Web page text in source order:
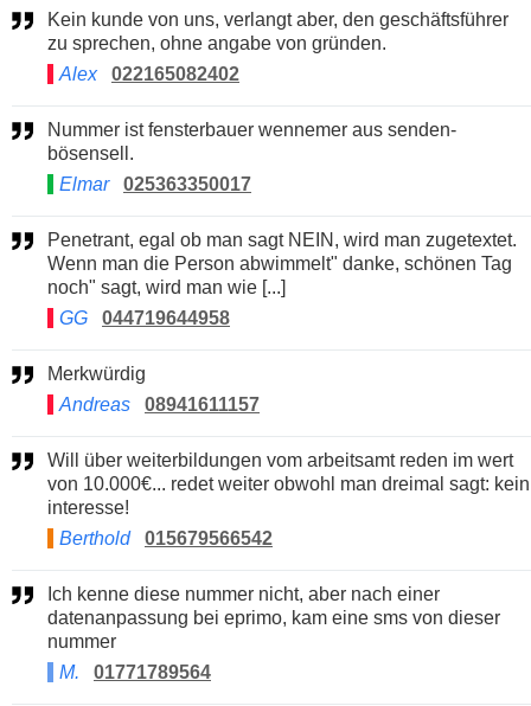
Kein kunde von uns, verlangt aber, den geschäftsführer
zu sprechen, ohne angabe von gründen.
Alex
022165082402
Nummer ist fensterbauer wennemer aus senden-
bösensell.
Elmar
025363350017
Penetrant, egal ob man sagt NEIN, wird man zugetextet.
Wenn man die Person abwimmelt" danke, schönen Tag
noch" sagt, wird man wie [...]
GG
044719644958
Merkwürdig
Andreas
08941611157
Will über weiterbildungen vom arbeitsamt reden im wert
von 10.000€... redet weiter obwohl man dreimal sagt: kein
interesse!
Berthold
015679566542
datenanpassung bei eprimo, kam eine sms von dieser
nummer
M.
01771789564